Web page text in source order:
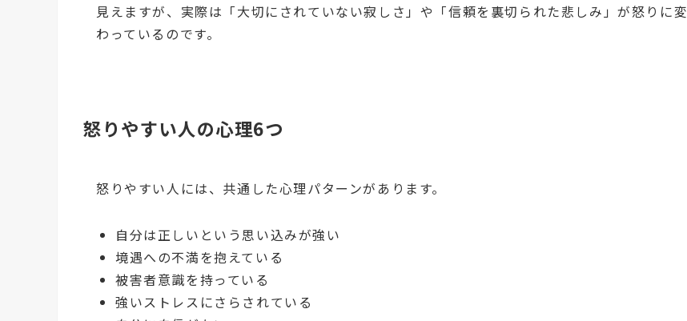
見えますが、実際は「大切にされていない寂しさ」や「信頼を裏切られた悲しみ」が怒りに変
わっているのです。
怒りやすい人の心理6つ
怒りやすい人には、共通した心理パターンがあります。
自分は正しいという思い込みが強い
境遇への不満を抱えている
被害者意識を持っている
強いストレスにさらされている